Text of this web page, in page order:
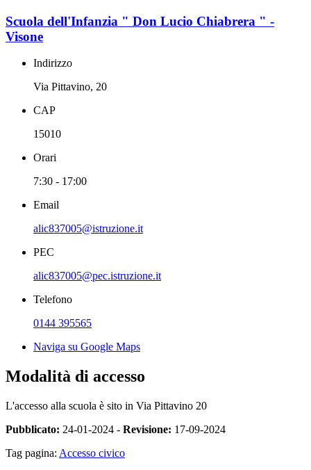
Scuola dell'Infanzia " Don Lucio Chiabrera " -
Visone
Indirizzo
Via Pittavino, 20
CAP
15010
Orari
7:30 - 17:00
Email
alic837005@istruzione.it
PEC
alic837005@pec.istruzione.it
Telefono
0144 395565
Naviga su Google Maps
Modalità di accesso
L'accesso alla scuola è sito in Via Pittavino 20
Pubblicato: 24-01-2024 - Revisione: 17-09-2024
Tag pagina: Accesso civico